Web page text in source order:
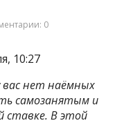
0
10:27
вас нет наёмных
самозанятым и
ставке. В этой